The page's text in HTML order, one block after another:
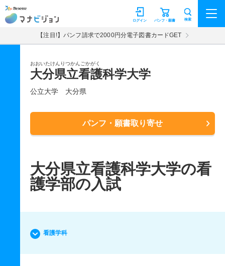
マナビジョン パンフ・願書
ログイン 検索
【注目!】パンフ請求で2000円分電子図書カードGET
おおいたけんりつかんごかがく
大分県立看護科学大学
公立大学 大分県
パンフ・願書取り寄せ
大分県立看護科学大学の看
護学部の入試
看護学科